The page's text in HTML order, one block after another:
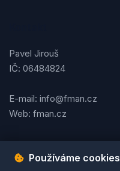
Pavel Jirouš
IČ: 06484824
E-mail: info@fman.cz
Web: fman.cz
Používáme cookies